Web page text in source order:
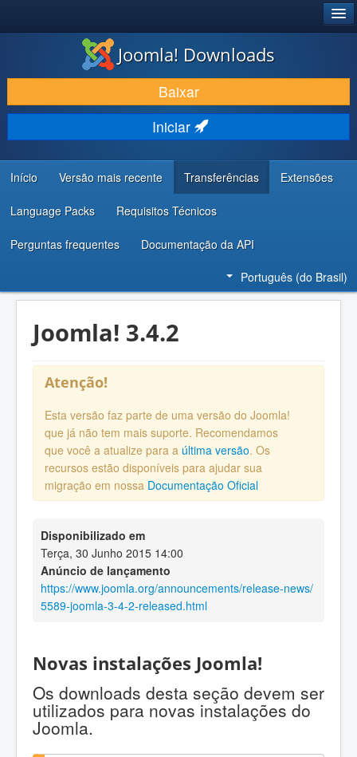
BAIXAR E APRIMORAR
DESCUBRA & APRENDA
COMUNIDADE & SUPORTE
RECURSOS PARA DESENVOLVEDORES
Joomla! Downloads
Baixar
Iniciar
Início Versão mais recente Transferências Extensões
Language Packs Requisitos Técnicos
Perguntas frequentes Documentação da API
Português (do Brasil)
Joomla! 3.4.2
Atenção!
Esta versão faz parte de uma versão do Joomla!
que já não tem mais suporte. Recomendamos
que você a atualize para a última versão. Os
recursos estão disponíveis para ajudar sua
migração em nossa Documentação Oficial
Disponibilizado em
Terça, 30 Junho 2015 14:00
Anúncio de lançamento
https://www.joomla.org/announcements/release-news/
5589-joomla-3-4-2-released.html
Novas instalações Joomla!
Os downloads desta seção devem ser
utilizados para novas instalações do
Joomla.